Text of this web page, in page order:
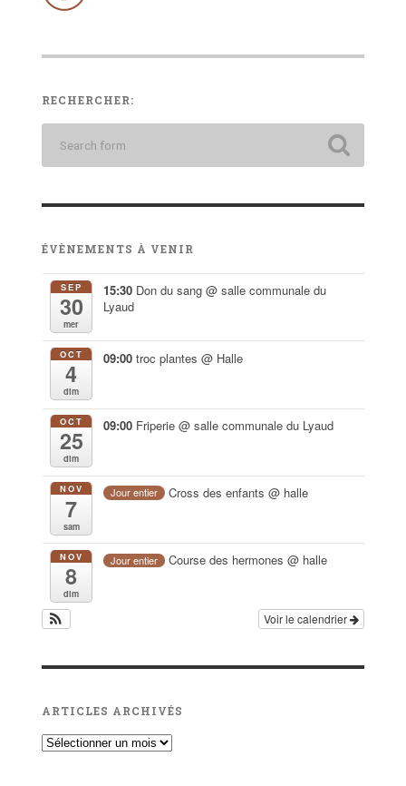
RECHERCHER:
ÉVÈNEMENTS À VENIR
SEP
30
mer
15:30 Don du sang@ salle communale du
Lyaud
OCT
4
dim
09:00troc plantes@ Halle
OCT
25
dim
09:00 Friperie@ salle communale du Lyaud
NOV
7
sam
Jour entier Cross des enfants @ halle
NOV
8
dim
Jour entier Course des hermones @ halle
Voir le calendrier
ARTICLES ARCHIVÉS